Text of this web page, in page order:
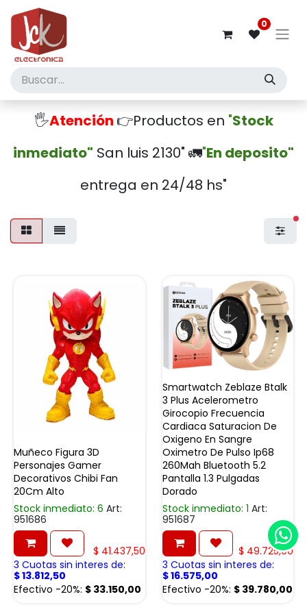
0
🖐️Atención 👉Productos en "Stock
inmediato" San luis 2130" 🚛"En deposito"
entrega en 24/48 hs"
Muñeco Figura 3D
Personajes Gamer
Decorativos Chibi Fan
20Cm Alto
Stock inmediato: 6 Art:
951686
$ 41.437,50
3 Cuotas sin interes de:
$13.812,50
Efectivo -20%: $ 33.150,00
Smartwatch Zeblaze Btalk
3 Plus Acelerometro
Girocopio Frecuencia
Cardiaca Saturacion De
Oxigeno En Sangre
Oximetro De Pulso Ip68
260Mah Bluetooth 5.2
Pantalla 1.3 Pulgadas
Dorado
Stock inmediato: 1 Art:
951687
$ 49.725,00
3 Cuotas sin interes de:
$16.575,00
Efectivo -20%: $ 39.780,00